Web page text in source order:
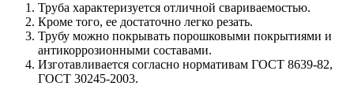
Труба характеризуется отличной свариваемостью.
Кроме того, ее достаточно легко резать.
Трубу можно покрывать порошковыми покрытиями и
антикоррозионными составами.
Изготавливается согласно нормативам ГОСТ 8639-82,
ГОСТ 30245-2003.